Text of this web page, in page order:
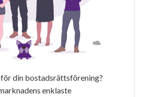
din bostadsrättsförening?
enklaste